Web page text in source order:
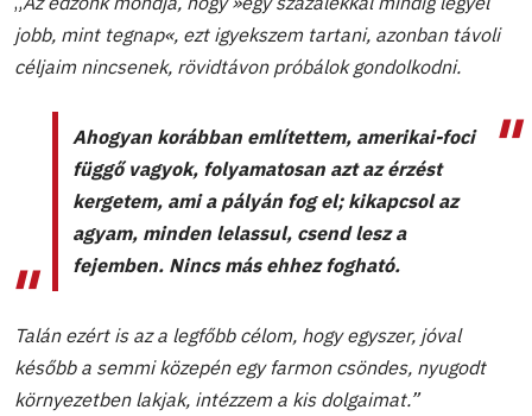
jobb, mint tegnap«, ezt igyekszem tartani, azonban távoli
céljaim nincsenek, rövidtávon próbálok gondolkodni.
Ahogyan korábban említettem, amerikai-foci
függő vagyok, folyamatosan azt az érzést
kergetem, ami a pályán fog el; kikapcsol az
agyam, minden lelassul, csend lesz a
fejemben. Nincs más ehhez fogható.
Talán ezért is az a legfőbb célom, hogy egyszer, jóval
később a semmi közepén egy farmon csöndes, nyugodt
környezetben lakjak, intézzem a kis dolgaimat.”